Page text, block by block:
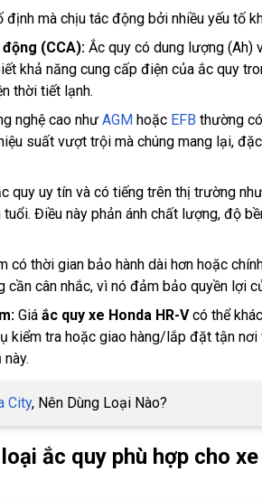
mà chịu tác động bởi nhiều yếu tố
(CCA): Ắc quy có dung lượng (Ah)
khả năng cung cấp điện của ắc quy
thời tiết lạnh.
nghệ cao như AGM hoặc EFB thường
suất vượt trội mà chúng mang lại,
quy uy tín và có tiếng trên thị trường như
Điều này phản ánh chất lượng, độ
có thời gian bảo hành dài hơn hoặc
cần cân nhắc, vì nó đảm bảo quyền lợi
Giá ắc quy xe Honda HR-Vcó thể
kiểm tra hoặc giao hàng/lắp đặt tận
City, Nên Dùng Loại Nào?
ắc quy phù hợp cho